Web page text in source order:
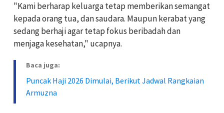
"Kami berharap keluarga tetap memberikan semangat
kepada orang tua, dan saudara. Maupun kerabat yang
sedang berhaji agar tetap fokus beribadah dan
menjaga kesehatan," ucapnya.
Baca juga:
Puncak Haji 2026 Dimulai, Berikut Jadwal Rangkaian
Armuzna